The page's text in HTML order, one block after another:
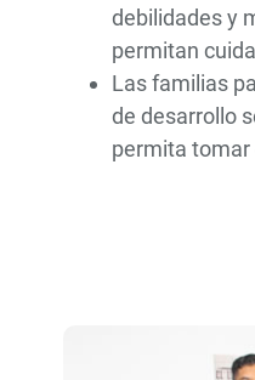
debilidades y
permitan
Las familias
de desarrollo
permita tomar